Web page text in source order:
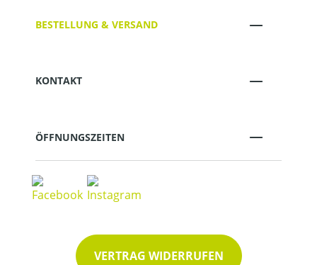
BESTELLUNG & VERSAND
KONTAKT
ÖFFNUNGSZEITEN
VERTRAG WIDERRUFEN